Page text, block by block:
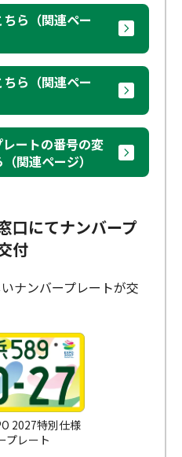
ら（関連ペー
ら（関連ペー
ートの番号の変
関連ページ）
口にてナンバープ
付
ナンバープレートが交
2027特別仕様
プレート